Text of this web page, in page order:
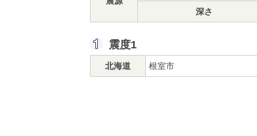
深さ
震度1
北海道 根室市